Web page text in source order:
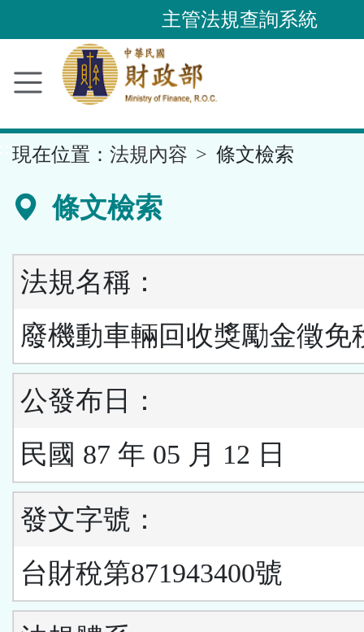
到
要
容
區
主管法規查詢系統
現在位置： 法規內容 條文檢索
條文檢索
法規名稱：
廢機動車輛回收獎勵金徵免
公發布日：
民國 87 年 05 月 12 日
發文字號：
台財稅第871943400號